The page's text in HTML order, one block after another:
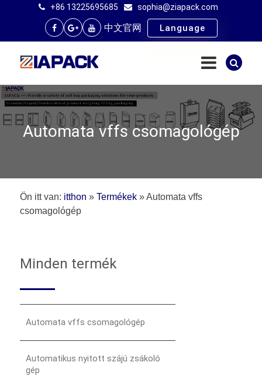
+86 13225695685 sophia@ziapack.com
中文官网 Language
Automata vffs csomagológép
Ön itt van: itthon » Termékek »Automata vffs
csomagológép
Minden termék
Automata vffs csomagológép
Automatikus nyitott szájú zsákoló
gép